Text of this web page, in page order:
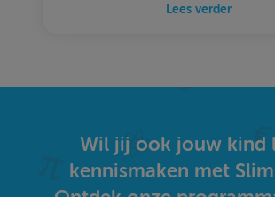
Lees verder
Wil jij ook jouw kind
kennismaken met